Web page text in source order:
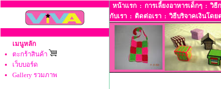
เมนูหลัก
ตะกร้าสินค้า
เว็บบอร์ด
Gallery รวมภาพ
หน้าแรก : การเลี้ยงอาหารเด็กๆ :วิธี
กับเรา : ติดต่อเรา :วิธีบริจาคเงินโด